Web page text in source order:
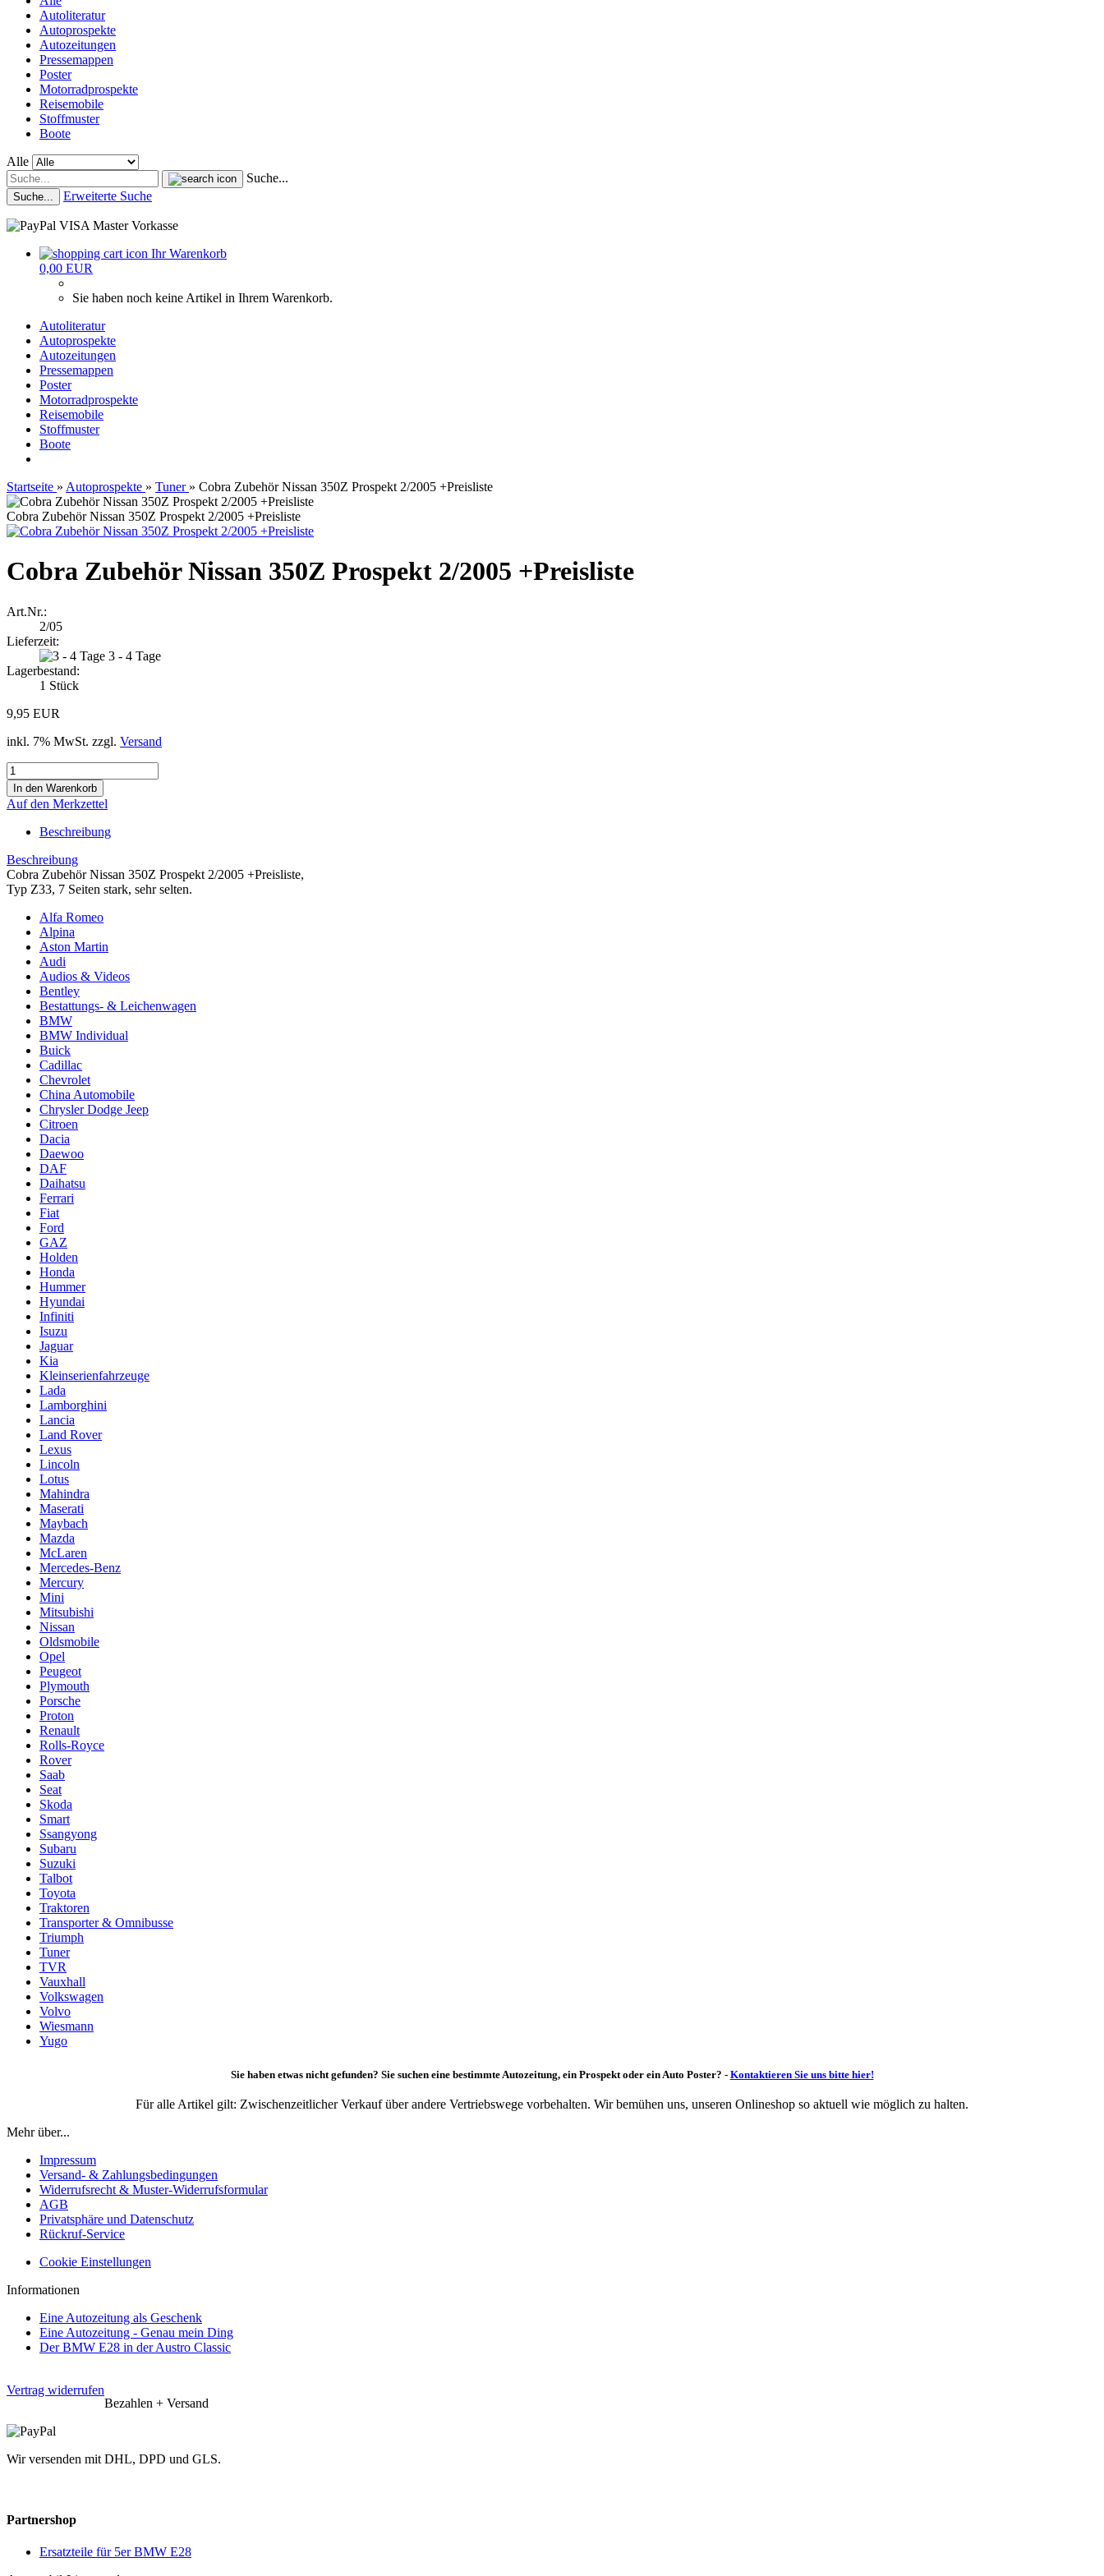
Autoliteratur
Autoprospekte
Autozeitungen
Pressemappen
Poster
Motorradprospekte
Reisemobile
Stoffmuster
Boote
Alle
Suche...
Suche... Erweiterte Suche
Ihr Warenkorb
0,00 EUR
Sie haben noch keine Artikel in Ihrem Warenkorb.
Autoliteratur
Autoprospekte
Autozeitungen
Pressemappen
Poster
Motorradprospekte
Reisemobile
Stoffmuster
Boote
Startseite » Autoprospekte » Tuner » Cobra Zubehör Nissan 350Z Prospekt 2/2005 +Preisliste
Cobra Zubehör Nissan 350Z Prospekt 2/2005 +Preisliste
Cobra Zubehör Nissan 350Z Prospekt 2/2005 +Preisliste
Art.Nr.:
2/05
Lieferzeit:
3 - 4 Tage
Lagerbestand:
1 Stück
9,95 EUR
inkl. 7% MwSt. zzgl. Versand
Auf den Merkzettel
Beschreibung
Beschreibung
Cobra Zubehör Nissan 350Z Prospekt 2/2005 +Preisliste,
Typ Z33, 7 Seiten stark, sehr selten.
Alfa Romeo
Alpina
Aston Martin
Audi
Audios & Videos
Bentley
Bestattungs- & Leichenwagen
BMW
BMW Individual
Buick
Cadillac
Chevrolet
China Automobile
Chrysler Dodge Jeep
Citroen
Dacia
Daewoo
DAF
Daihatsu
Ferrari
Fiat
Ford
GAZ
Holden
Honda
Hummer
Hyundai
Infiniti
Isuzu
Jaguar
Kia
Kleinserienfahrzeuge
Lada
Lamborghini
Lancia
Land Rover
Lexus
Lincoln
Lotus
Mahindra
Maserati
Maybach
Mazda
McLaren
Mercedes-Benz
Mercury
Mini
Mitsubishi
Nissan
Oldsmobile
Opel
Peugeot
Plymouth
Porsche
Proton
Renault
Rolls-Royce
Rover
Saab
Seat
Skoda
Smart
Ssangyong
Subaru
Suzuki
Talbot
Toyota
Traktoren
Transporter & Omnibusse
Triumph
Tuner
TVR
Vauxhall
Volkswagen
Volvo
Wiesmann
Yugo
Sie haben etwas nicht gefunden? Sie suchen eine bestimmte Autozeitung, ein Prospekt oder ein Auto Poster? - Kontaktieren Sie uns bitte hier!
Für alle Artikel gilt: Zwischenzeitlicher Verkauf über andere Vertriebswege vorbehalten. Wir bemühen uns, unseren Onlineshop so aktuell wie möglich zu halten.
Mehr über...
Impressum
Versand- & Zahlungsbedingungen
Widerrufsrecht & Muster-Widerrufsformular
AGB
Privatsphäre und Datenschutz
Rückruf-Service
Cookie Einstellungen
Informationen
Eine Autozeitung als Geschenk
Eine Autozeitung - Genau mein Ding
Der BMW E28 in der Austro Classic
Vertrag widerrufen
Bezahlen + Versand
Wir versenden mit DHL, DPD und GLS.
Partnershop
Ersatzteile für 5er BMW E28